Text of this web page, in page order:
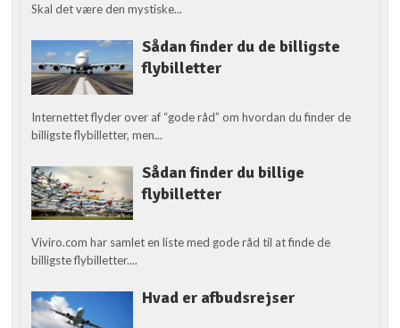
Skal det være den mystiske...
Sådan finder du de billigste
flybilletter
Internettet flyder over af “gode råd” om hvordan du finder de
billigste flybilletter, men...
Sådan finder du billige
flybilletter
Viviro.com har samlet en liste med gode råd til at finde de
billigste flybilletter....
Hvad er afbudsrejser